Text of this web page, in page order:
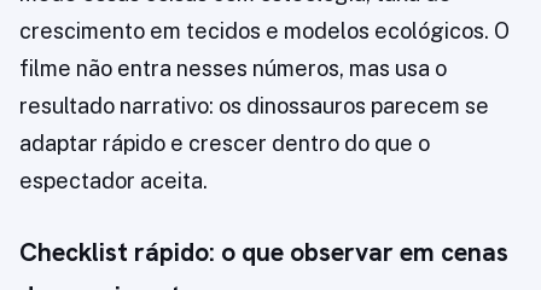
crescimento em tecidos e modelos ecológicos. O
filme não entra nesses números, mas usa o
resultado narrativo: os dinossauros parecem se
adaptar rápido e crescer dentro do que o
espectador aceita.
Checklist rápido: o que observar em cenas